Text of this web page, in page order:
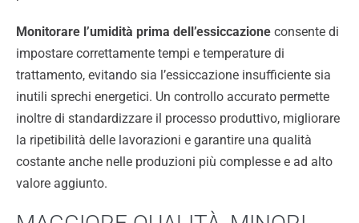
Monitorare l’umidità prima dell’essiccazione consente di
impostare correttamente tempi e temperature di
trattamento, evitando sia l’essiccazione insufficiente sia
inutili sprechi energetici. Un controllo accurato permette
inoltre di standardizzare il processo produttivo, migliorare
la ripetibilità delle lavorazioni e garantire una qualità
costante anche nelle produzioni più complesse e ad alto
valore aggiunto.